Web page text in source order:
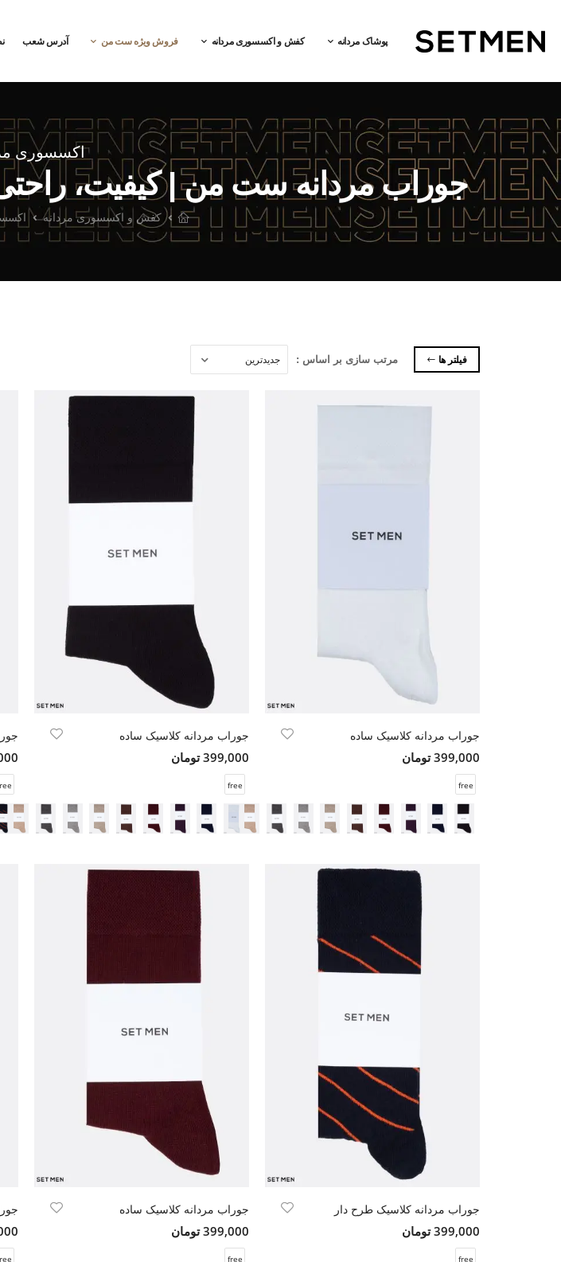
پوشاک مردانه کفش و اکسسوری مردانه فروش ویژه ست من آدرس شعب
اکسسوری
جوراب مردانه ست من | کیفیت،
کفش و اکسسوری مردانه
فیلتر ها مرتب سازی بر اساس :
جوراب مردانه کلاسیک ساده
399,000 تومان
free
جوراب مردانه کلاسیک ساده
399,000 تومان
free
جوراب مردانه کلاسیک طرح دار
399,000 تومان
free
جوراب مردانه کلاسیک ساده
399,000 تومان
free